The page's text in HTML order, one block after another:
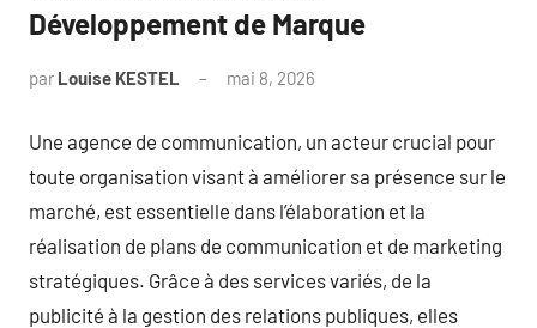
Développement de Marque
par Louise KESTEL mai 8, 2026
Une agence de communication, un acteur crucial pour
toute organisation visant à améliorer sa présence sur le
marché, est essentielle dans l’élaboration et la
réalisation de plans de communication et de marketing
stratégiques. Grâce à des services variés, de la
publicité à la gestion des relations publiques, elles